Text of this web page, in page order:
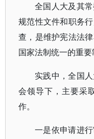
全国人大及其
规范性文件和职务
查，是维护宪法法
国家法制统一的重要
实践中，全国
会领导下，主要采
作。
一是依申请进